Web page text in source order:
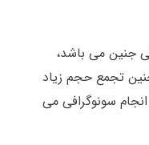
جنین می باشد،
تجمع حجم زیاد
روبه رو میشوند که با انجام سونوگرافی می